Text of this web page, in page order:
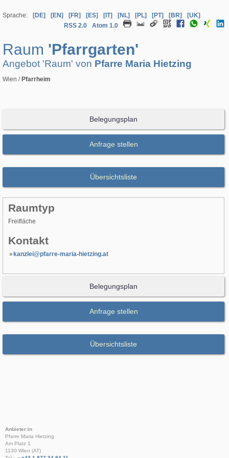
Sprache: [DE] [EN] [FR] [ES] [IT] [NL] [PL] [PT] [BR]
[UK]
RSS 2.0
Atom 1.0
Raum 'Pfarrgarten'
Angebot 'Raum' von Pfarre Maria Hietzing
Wien / Pfarrheim
Belegungsplan
Anfrage stellen
Übersichtsliste
Raumtyp
Freifläche
Kontakt
kanzlei@pfarre-maria-hietzing.at
Belegungsplan
Anfrage stellen
Übersichtsliste
Anbieter:in
Pfarre Maria Hietzing
Am Platz 1
1130 Wien (AT)